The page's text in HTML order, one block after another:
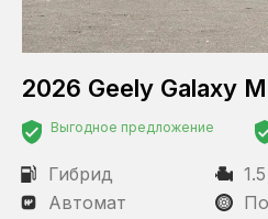
Новый
Статус
Под заказ
В наличии
2026 Geely Galaxy
Выгодное предложение
Гибрид
Автомат